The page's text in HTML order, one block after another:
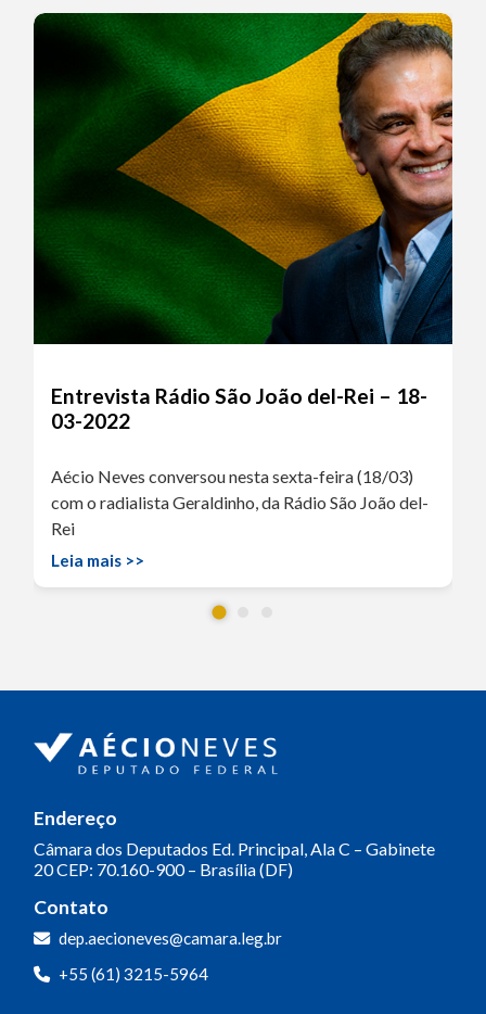
Entrevista Rádio São João del-Rei – 18-
03-2022
Aécio Neves conversou nesta sexta-feira (18/03)
com o radialista Geraldinho, da Rádio São João del-
Rei
Leia mais >>
Endereço
Câmara dos Deputados Ed. Principal, Ala C – Gabinete
20CEP: 70.160-900 – Brasília (DF)
Contato
dep.aecioneves@camara.leg.br
+55 (61) 3215-5964